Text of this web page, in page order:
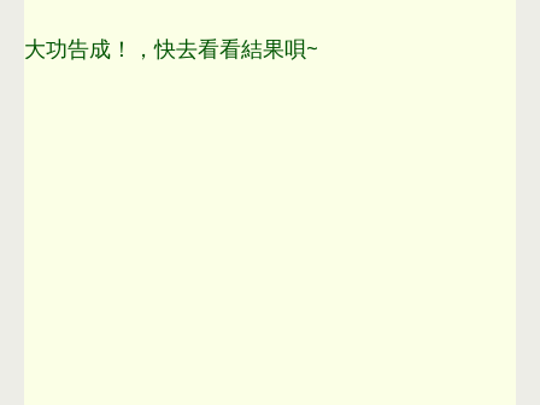
大功告成！ ，快去看看結果唄~